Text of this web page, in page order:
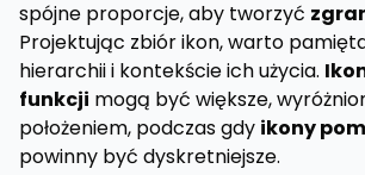
spójne proporcje, aby tworzyć
Projektując zbiór ikon, warto
hierarchii i kontekście ich użycia.
funkcji mogą być większe,
położeniem, podczas gdy ikony
powinny być dyskretniejsze.